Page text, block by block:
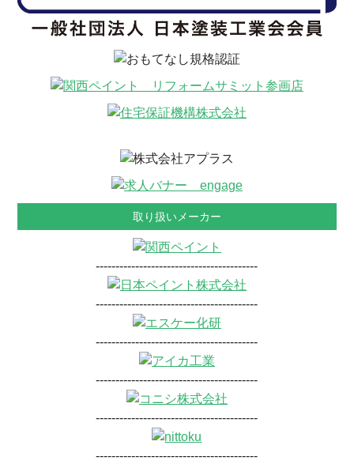
取り扱いメーカー
-----------------------------------------
-----------------------------------------
-----------------------------------------
-----------------------------------------
-----------------------------------------
-----------------------------------------